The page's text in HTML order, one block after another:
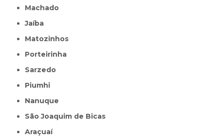
Machado
Jaíba
Matozinhos
Porteirinha
Sarzedo
Piumhi
Nanuque
São Joaquim de Bicas
Araçuaí